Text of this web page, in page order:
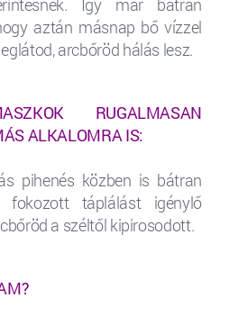
aztán másnap bő vízzel
arcbőröd hálás lesz.
RUGALMASAN
ALKALOMRA IS:
pihenés közben is bátran
fokozott táplálást igénylő
a széltől kipirosodott.